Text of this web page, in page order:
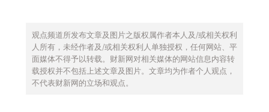
观点频道所发布文章及图片之版权属作者本人及/或相关权利
人所有，未经作者及/或相关权利人单独授权，任何网站、平
面媒体不得予以转载。财新网对相关媒体的网站信息内容转
载授权并不包括上述文章及图片。文章均为作者个人观点，
不代表财新网的立场和观点。